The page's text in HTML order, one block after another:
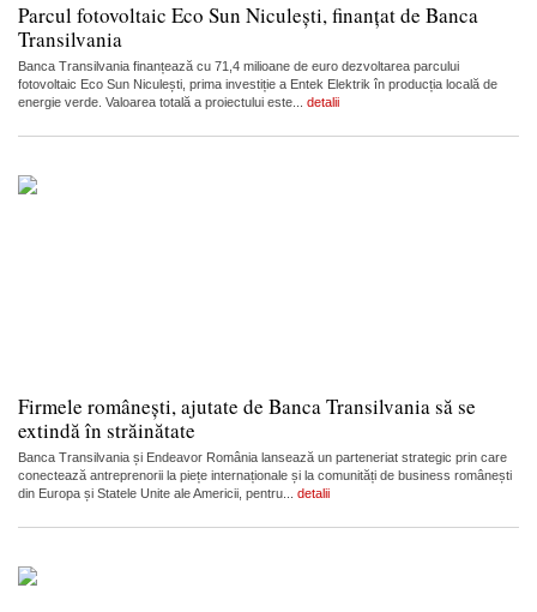
Parcul fotovoltaic Eco Sun Niculești, finanțat de Banca
Transilvania
Banca Transilvania finanțează cu 71,4 milioane de euro dezvoltarea parcului
fotovoltaic Eco Sun Niculești, prima investiție a Entek Elektrik în producția locală de
energie verde. Valoarea totală a proiectului este... detalii
Firmele românești, ajutate de Banca Transilvania să se
extindă în străinătate
Banca Transilvania și Endeavor România lansează un parteneriat strategic prin care
conectează antreprenorii la piețe internaționale și la comunități de business românești
din Europa și Statele Unite ale Americii, pentru... detalii